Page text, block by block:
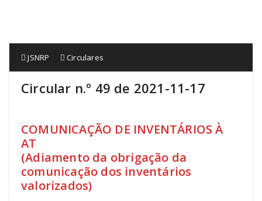
JSNRP Circulares
Circular n.º 49 de 2021-11-17
COMUNICAÇÃO DE INVENTÁRIOS À
AT
(Adiamento da obrigação da
comunicação dos inventários
valorizados)